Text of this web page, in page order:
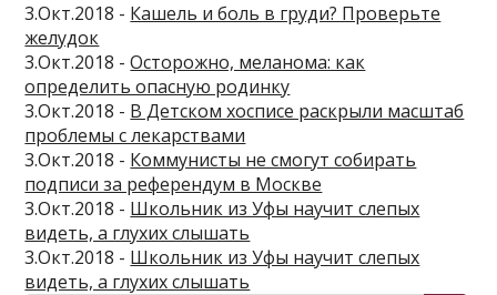
3.Окт.2018 - Кашель и боль в груди? Проверьте
желудок
3.Окт.2018 -Осторожно, меланома: как
определить опасную родинку
3.Окт.2018 - В Детском хосписе раскрыли масштаб
проблемы с лекарствами
3.Окт.2018 - Коммунисты не смогут собирать
подписи за референдум в Москве
3.Окт.2018 - Школьник из Уфы научит слепых
видеть, а глухих слышать
3.Окт.2018 - Школьник из Уфы научит слепых
видеть, а глухих слышать